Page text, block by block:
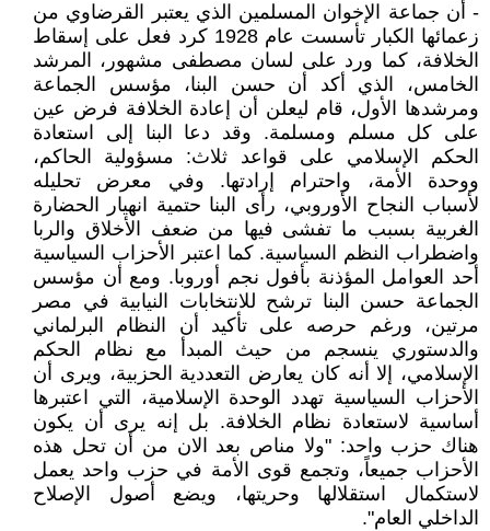
- أن جماعة الإخوان المسلمين الذي يعتبر القرضاوي من
زعمائها الكبار تأسست عام 1928 كرد فعل على إسقاط
الخلافة، كما ورد على لسان مصطفى مشهور، المرشد
الخامس، الذي أكد أن حسن البنا، مؤسس الجماعة
ومرشدها الأول، قام ليعلن أن إعادة الخلافة فرض عين
على كل مسلم ومسلمة. وقد دعا البنا إلى استعادة
الحكم الإسلامي على قواعد ثلاث: مسؤولية الحاكم،
ووحدة الأمة، واحترام إرادتها. وفي معرض تحليله
لأسباب النجاح الأوروبي، رأى البنا حتمية انهيار الحضارة
الغربية بسبب ما تفشى فيها من ضعف الأخلاق والربا
واضطراب النظم السياسية. كما اعتبر الأحزاب السياسية
أحد العوامل المؤذنة بأفول نجم أوروبا. ومع أن مؤسس
الجماعة حسن البنا ترشح للانتخابات النيابية في مصر
مرتين، ورغم حرصه على تأكيد أن النظام البرلماني
والدستوري ينسجم من حيث المبدأ مع نظام الحكم
الإسلامي، إلا أنه كان يعارض التعددية الحزبية، ويرى أن
الأحزاب السياسية تهدد الوحدة الإسلامية، التي اعتبرها
أساسية لاستعادة نظام الخلافة. بل إنه يرى أن يكون
هناك حزب واحد: "ولا مناص بعد الان من أن تحل هذه
الأحزاب جميعاً، وتجمع قوى الأمة في حزب واحد يعمل
لاستكمال استقلالها وحريتها، ويضع أصول الإصلاح
الداخلي العام".